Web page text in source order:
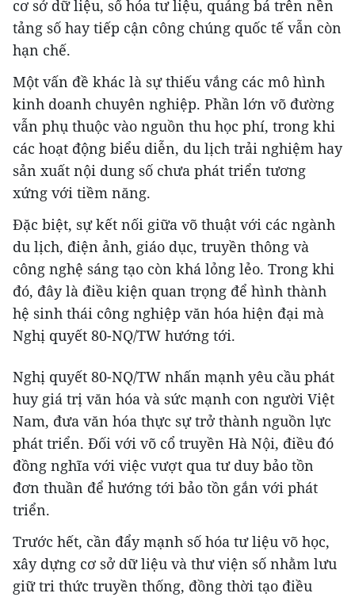
cơ sở dữ liệu, số hóa tư liệu, quảng bá trên nền
tảng số hay tiếp cận công chúng quốc tế vẫn còn
hạn chế.
Một vấn đề khác là sự thiếu vắng các mô hình
kinh doanh chuyên nghiệp. Phần lớn võ đường
vẫn phụ thuộc vào nguồn thu học phí, trong khi
các hoạt động biểu diễn, du lịch trải nghiệm hay
sản xuất nội dung số chưa phát triển tương
xứng với tiềm năng.
Đặc biệt, sự kết nối giữa võ thuật với các ngành
du lịch, điện ảnh, giáo dục, truyền thông và
công nghệ sáng tạo còn khá lỏng lẻo. Trong khi
đó, đây là điều kiện quan trọng để hình thành
hệ sinh thái công nghiệp văn hóa hiện đại mà
Nghị quyết 80-NQ/TW hướng tới.
Nghị quyết 80-NQ/TW nhấn mạnh yêu cầu phát
huy giá trị văn hóa và sức mạnh con người Việt
Nam, đưa văn hóa thực sự trở thành nguồn lực
phát triển. Đối với võ cổ truyền Hà Nội, điều đó
đồng nghĩa với việc vượt qua tư duy bảo tồn
đơn thuần để hướng tới bảo tồn gắn với phát
triển.
Trước hết, cần đẩy mạnh số hóa tư liệu võ học,
xây dựng cơ sở dữ liệu và thư viện số nhằm lưu
giữ tri thức truyền thống, đồng thời tạo điều